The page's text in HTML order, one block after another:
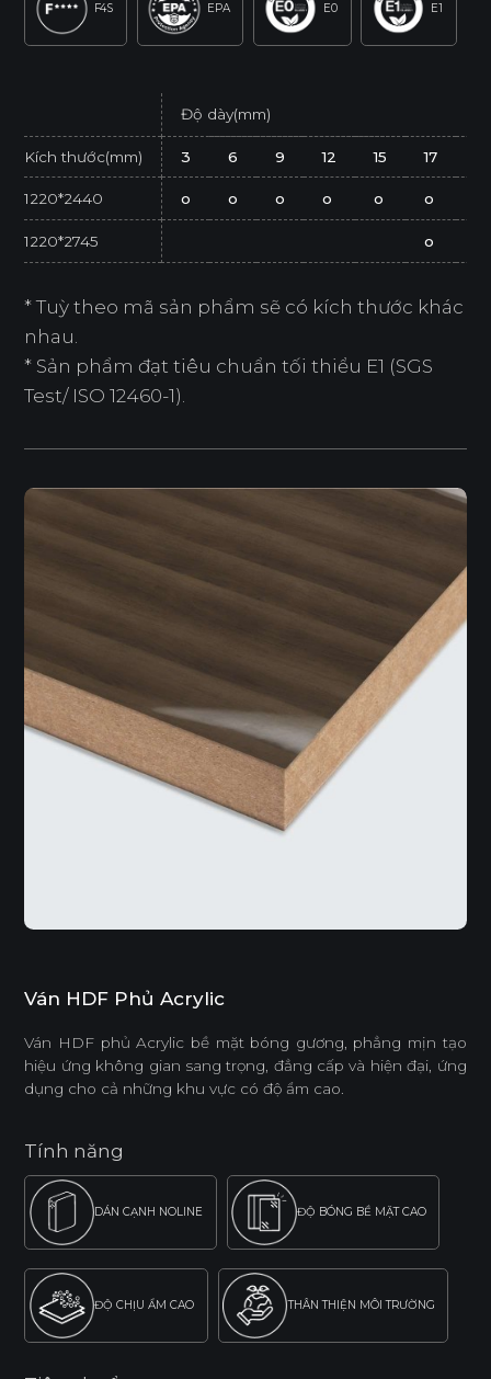
F4S EPA E0 E1
Độ dày(mm)
Kích thước(mm) 3 6 9 12 15 17
1220*2440 o o o o o o
1220*2745 o
* Tuỳ theo mã sản phẩm sẽ có kích thước khác
nhau.
* Sản phẩm đạt tiêu chuẩn tối thiểu E1 (SGS
Test/ ISO 12460-1).
Ván HDF Phủ Acrylic
Ván HDF phủ Acrylic bề mặt bóng gương, phẳng mịn tạo
hiệu ứng không gian sang trọng, đẳng cấp và hiện đại, ứng
dụng cho cả những khu vực có độ ẩm cao.
Tính năng
DÁN CẠNH NOLINE ĐỘ BÓNG BỀ MẶT CAO
ĐỘ CHỊU ẨM CAO THÂN THIỆN MÔI TRƯỜNG